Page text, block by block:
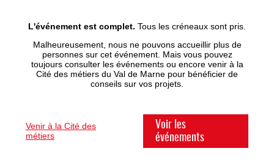
L'événement est complet. Tous les créneaux sont pris.
Malheureusement, nous ne pouvons accueillir plus de
personnes sur cet événement. Mais vous pouvez
toujours consulter les événements ou encore venir à la
Cité des métiers du Val de Marne pour bénéficier de
conseils sur vos projets.
Venir à la Cité des
métiers
Voir les
événements